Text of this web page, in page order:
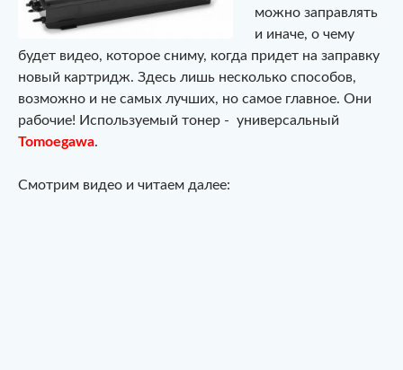
можно заправлять
и иначе, о чему
будет видео, которое сниму, когда придет на заправку
новый картридж. Здесь лишь несколько способов,
возможно и не самых лучших, но самое главное. Они
рабочие! Используемый тонер - универсальный
Tomoegawa.
Смотрим видео и читаем далее: